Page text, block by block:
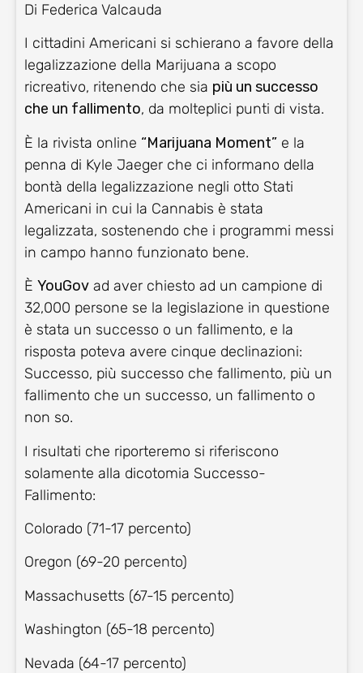
Di Federica Valcauda
I cittadini Americani si schierano a favore della
legalizzazione della Marijuana a scopo
ricreativo, ritenendo che sia più un successo
che un fallimento, da molteplici punti di vista.
È la rivista online “Marijuana Moment” e la
penna di Kyle Jaeger che ci informano della
bontà della legalizzazione negli otto Stati
Americani in cui la Cannabis è stata
legalizzata, sostenendo che i programmi messi
in campo hanno funzionato bene.
È YouGov ad aver chiesto ad un campione di
32,000 persone se la legislazione in questione
è stata un successo o un fallimento, e la
risposta poteva avere cinque declinazioni:
Successo, più successo che fallimento, più un
fallimento che un successo, un fallimento o
non so.
I risultati che riporteremo si riferiscono
solamente alla dicotomia Successo-
Fallimento:
Colorado (71-17 percento)
Oregon (69-20 percento)
Massachusetts (67-15 percento)
Washington (65-18 percento)
Nevada (64-17 percento)